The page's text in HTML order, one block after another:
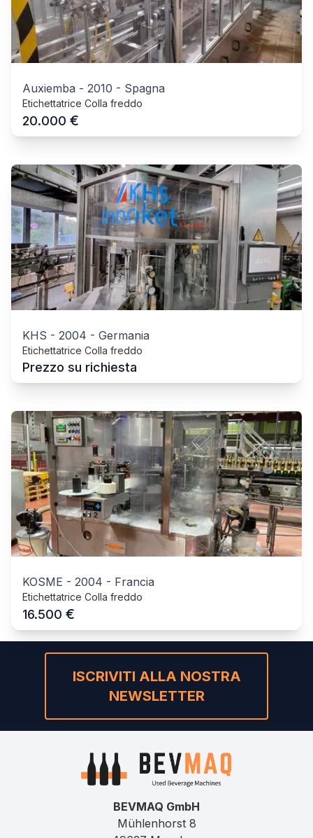
Auxiemba - 2010 - Spagna
Etichettatrice Colla freddo
20.000 €
KHS - 2004 - Germania
Etichettatrice Colla freddo
Prezzo su richiesta
KOSME - 2004 - Francia
Etichettatrice Colla freddo
16.500 €
ISCRIVITI ALLA NOSTRA
NEWSLETTER
BEVMAQ GmbH
Mühlenhorst 8